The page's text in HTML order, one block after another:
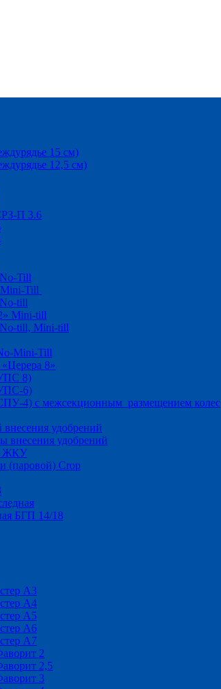
15 см)
12,5 см)
П 3.6
Till
Till
till
Mini-till
till, Mini-till
Mini-Till
8»
8)
6)
4) с межсекционным размещением колес
удобрений
внесения удобрений
ЖКУ
(паровой) Crop
БГП 14/18
А3
А4
А5
А6
А7
2
2,5
3